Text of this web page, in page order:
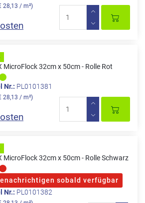
28,13 / m²)
MicroFlock 32cm x 50cm - Rolle Rot
Nr.: PL0101381
28,13 / m²)
MicroFlock 32cm x 50cm - Rolle Schwarz
sobald verfügbar
Nr.: PL0101382